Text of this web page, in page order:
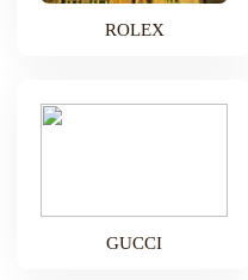
ROLEX
GUCCI